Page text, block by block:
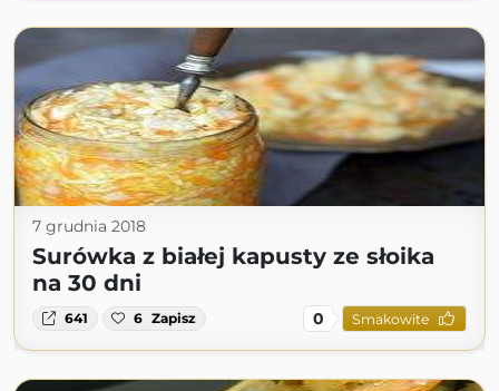
7 grudnia 2018
Surówka z białej kapusty ze słoika
na 30 dni
641 6 Zapisz 0 Smakowite